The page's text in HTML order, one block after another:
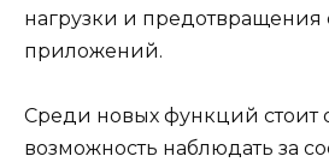
нагрузки и предотвращения
приложений.
Среди новых функций стоит
возможность наблюдать за